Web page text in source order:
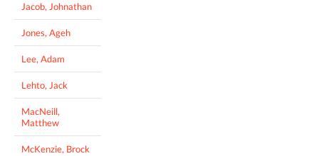
Jacob, Johnathan
Jones, Ageh
Lee, Adam
Lehto, Jack
MacNeill,
Matthew
McKenzie, Brock